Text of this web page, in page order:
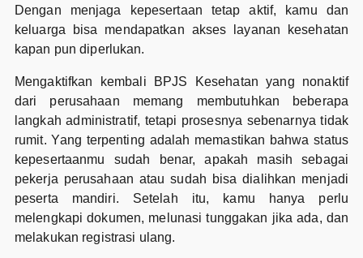
Dengan menjaga kepesertaan tetap aktif, kamu dan
keluarga bisa mendapatkan akses layanan kesehatan
kapan pun diperlukan.
Mengaktifkan kembali BPJS Kesehatan yang nonaktif
dari perusahaan memang membutuhkan beberapa
langkah administratif, tetapi prosesnya sebenarnya tidak
rumit. Yang terpenting adalah memastikan bahwa status
kepesertaanmu sudah benar, apakah masih sebagai
pekerja perusahaan atau sudah bisa dialihkan menjadi
peserta mandiri. Setelah itu, kamu hanya perlu
melengkapi dokumen, melunasi tunggakan jika ada, dan
melakukan registrasi ulang.